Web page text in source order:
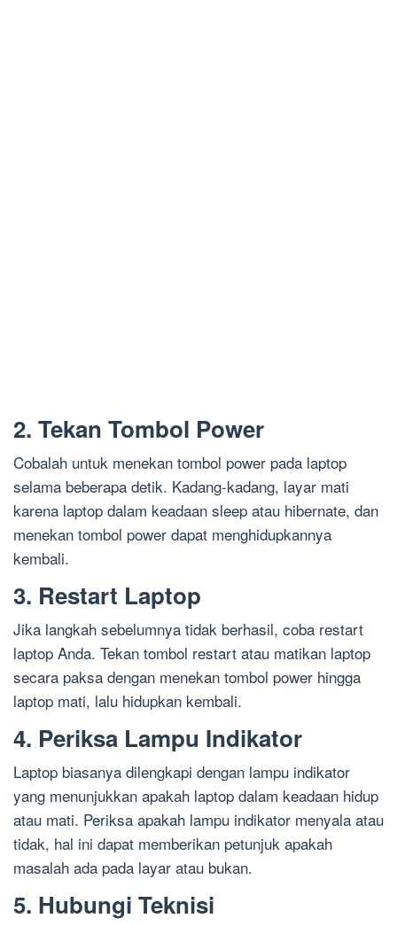
2. Tekan Tombol Power
Cobalah untuk menekan tombol power pada laptop
selama beberapa detik. Kadang-kadang, layar mati
karena laptop dalam keadaan sleep atau hibernate, dan
menekan tombol power dapat menghidupkannya
kembali.
3. Restart Laptop
Jika langkah sebelumnya tidak berhasil, coba restart
laptop Anda. Tekan tombol restart atau matikan laptop
secara paksa dengan menekan tombol power hingga
laptop mati, lalu hidupkan kembali.
4. Periksa Lampu Indikator
Laptop biasanya dilengkapi dengan lampu indikator
yang menunjukkan apakah laptop dalam keadaan hidup
atau mati. Periksa apakah lampu indikator menyala atau
tidak, hal ini dapat memberikan petunjuk apakah
masalah ada pada layar atau bukan.
5. Hubungi Teknisi